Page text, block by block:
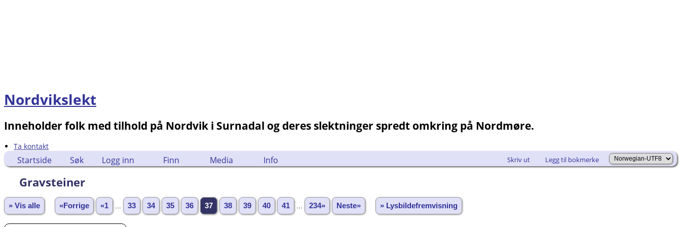
Nordvikslekt
Inneholder folk med tilhold på Nordvik i Surnadal og deres slektninger spredt omkring på Nordmøre.
Ta kontakt
Startside Søk Logg inn Finn Media Info Skriv ut Legg til bokmerke
Gravsteiner
» Vis alle «Forrige «1 33 34 35 36 37 38 39 40 41 234» Neste» » Lysbildefremvisning